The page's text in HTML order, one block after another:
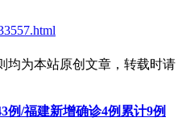
均为本站原创文章，转载时请
例/福建新增确诊4例累计9例